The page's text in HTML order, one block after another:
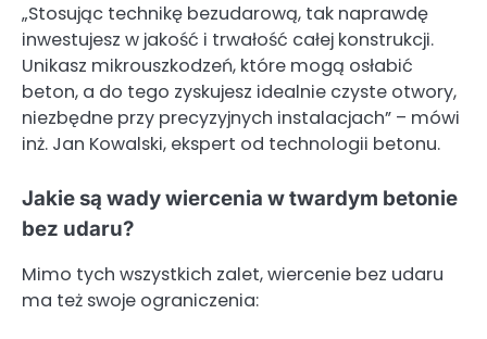
„Stosując technikę bezudarową, tak naprawdę
inwestujesz w jakość i trwałość całej konstrukcji.
Unikasz mikrouszkodzeń, które mogą osłabić
beton, a do tego zyskujesz idealnie czyste otwory,
niezbędne przy precyzyjnych instalacjach” – mówi
inż. Jan Kowalski, ekspert od technologii betonu.
Jakie są wady wiercenia w twardym betonie
bez udaru?
Mimo tych wszystkich zalet, wiercenie bez udaru
ma też swoje ograniczenia: